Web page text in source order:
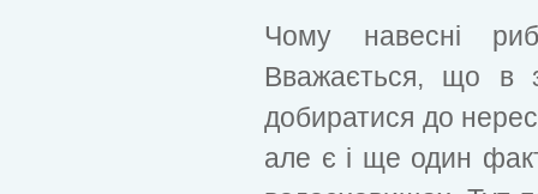
Чому навесні
Вважається, що в
добиратися до
але є і ще один